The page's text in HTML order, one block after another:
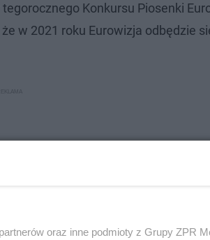
Konkursu Piosenki
w 2021 roku Eurowizja odbędzie
oraz inne podmioty z Grupy ZPR